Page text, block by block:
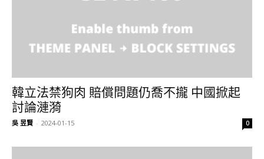
韓立法禁狗肉 賠償問題仍喬不攏 中國掀起
討論漣漪
吳 昱賢 - 2024-01-15 0